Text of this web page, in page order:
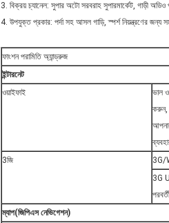
3. বিক্রয় চ্যানেল: সুপার অটো সরবরাহ সুপারমার্কেট, গাড়ী অডিও
4. উপযুক্ত প্রকার: পর্দা সহ আসল গাড়ি, স্পর্শ নিয়ন্ত্রণের জন্য
ফাংশন পরামিতি অ্যান্ড্রুজ
ইন্টারনেট
ওয়াইফাই
ভাল
করুন,
3জি
3G/
3G
ম্যাপ(জিপিএস নেভিগেশন)